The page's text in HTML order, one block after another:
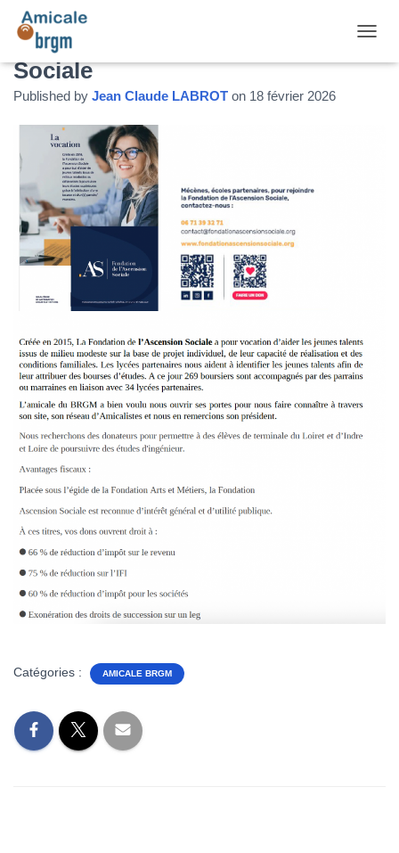
La Fondation de l’Ascension
Sociale
Published by Jean Claude LABROT on 18 février 2026
Catégories : AMICALE BRGM